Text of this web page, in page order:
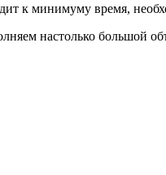
к минимуму время,
настолько большой